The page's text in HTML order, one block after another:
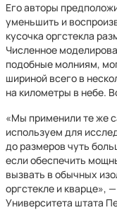
Его авторы
уменьшить и
кусочка оргстекла
Численное
подобные молниям,
шириной всего в
на километры в небе.
«Мы применили те же
используем для
до размеров чуть
если обеспечить
вызвать в обычных
оргстекле и кварце»,
Университета штата